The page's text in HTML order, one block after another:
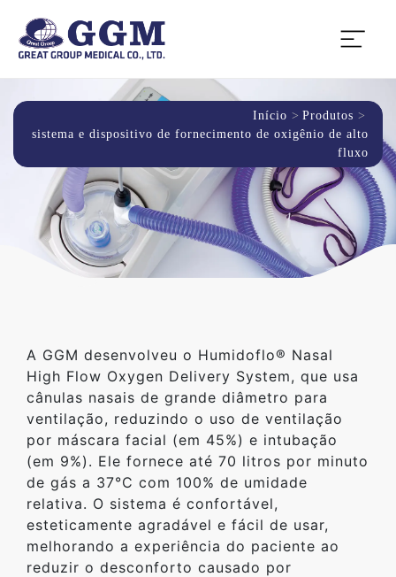
Início
Produtos
sistema e dispositivo de fornecimento de oxigênio de alto
fluxo
A GGM desenvolveu o Humidoflo® Nasal
High Flow Oxygen Delivery System, que usa
cânulas nasais de grande diâmetro para
ventilação, reduzindo o uso de ventilação
por máscara facial (em 45%) e intubação
(em 9%). Ele fornece até 70 litros por minuto
de gás a 37°C com 100% de umidade
relativa. O sistema é confortável,
esteticamente agradável e fácil de usar,
melhorando a experiência do paciente ao
reduzir o desconforto causado por